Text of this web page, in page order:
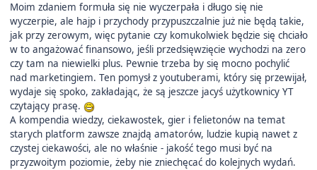
Moim zdaniem formuła się nie wyczerpała i długo się nie
wyczerpie, ale hajp i przychody przypuszczalnie już nie będą takie,
jak przy zerowym, więc pytanie czy komukolwiek będzie się chciało
w to angażować finansowo, jeśli przedsięwzięcie wychodzi na zero
czy tam na niewielki plus. Pewnie trzeba by się mocno pochylić
nad marketingiem. Ten pomysł z youtuberami, który się przewijał,
wydaje się spoko, zakładając, że są jeszcze jacyś użytkownicy YT
czytający prasę.
A kompendia wiedzy, ciekawostek, gier i felietonów na temat
starych platform zawsze znajdą amatorów, ludzie kupią nawet z
czystej ciekawości, ale no właśnie - jakość tego musi być na
przyzwoitym poziomie, żeby nie zniechęcać do kolejnych wydań.